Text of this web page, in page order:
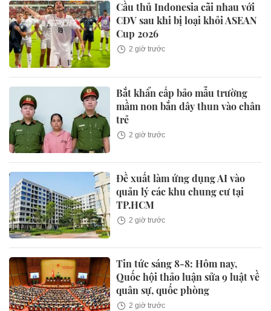
Cầu thủ Indonesia cãi nhau với
CĐV sau khi bị loại khỏi ASEAN
Cup 2026
2 giờ trước
Bắt khẩn cấp bảo mẫu trường
mầm non bắn dây thun vào chân
trẻ
2 giờ trước
Đề xuất làm ứng dụng AI vào
quản lý các khu chung cư tại
TP.HCM
2 giờ trước
Tin tức sáng 8-8: Hôm nay,
Quốc hội thảo luận sửa 9 luật về
quân sự, quốc phòng
2 giờ trước